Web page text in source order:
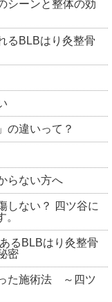
た施術法 ～四ツ
注意点3つを解説！
説く、身体不調の
？～姿勢改善から
BLBはり灸整骨
」
える整骨院の施
する身体の不快感
ツ谷 BLBはり灸